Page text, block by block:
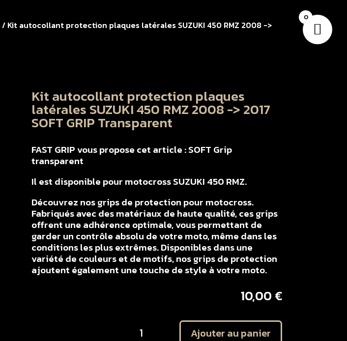
/ Kit autocollant protection plaques latérales SUZUKI 450 RMZ 2008 ->
Kit autocollant protection plaques
latérales SUZUKI 450 RMZ 2008 -> 2017
SOFT GRIP Transparent
FAST GRIP vous propose cet article : SOFT Grip
transparent
Il est disponible pour motocross SUZUKI 450 RMZ.
Découvrez nos grips de protection pour motocross.
Fabriqués avec des matériaux de haute qualité, ces grips
offrent une adhérence optimale, vous permettant de
garder un contrôle absolu de votre moto, même dans les
conditions les plus extrêmes. Disponibles dans une
variété de couleurs et de motifs, nos grips de protection
ajoutent également une touche de style à votre moto.
10,00 €
Ajouter au panier
0